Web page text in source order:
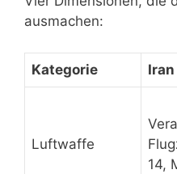
ausmachen:
Kategorie Iran
Luftwaffe
14,